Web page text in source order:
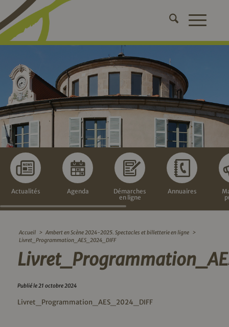
Actualités Agenda
Démarches
en ligne
Annuaires
Accueil > Ambert en Scène 2024-2025. Spectacles et billetterie en ligne >
Livret_Programmation_AES_2024_DIFF
Publié le 21 octobre 2024
Livret_Programmation_AES_2024_DIFF